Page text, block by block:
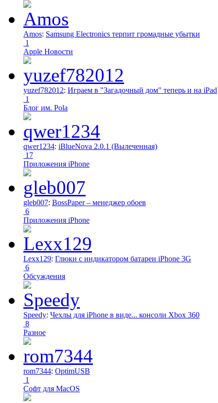
Amos: Samsung Electronics терпит громадные убытки
1
Apple Новости
yuzef782012: Играем в "Загадочный дом" теперь и на iPad
1
Блог им. Pola
qwer1234: iBlueNova 2.0.1 (Вылеченная)
17
Приложения iPhone
gleb007: BossPaper – менеджер обоев
6
Приложения iPhone
Lexx129: Глюки с индикатором батареи iPhone 3G
6
Обсуждения
Speedy: Чехлы для iPhone в виде... консоли Xbox 360
8
Разное
rom7344: OptimUSB
1
Софт для MacOS